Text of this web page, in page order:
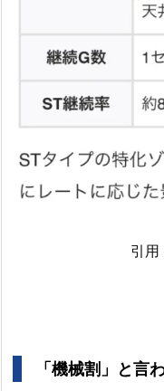
引用
「機械割」と言